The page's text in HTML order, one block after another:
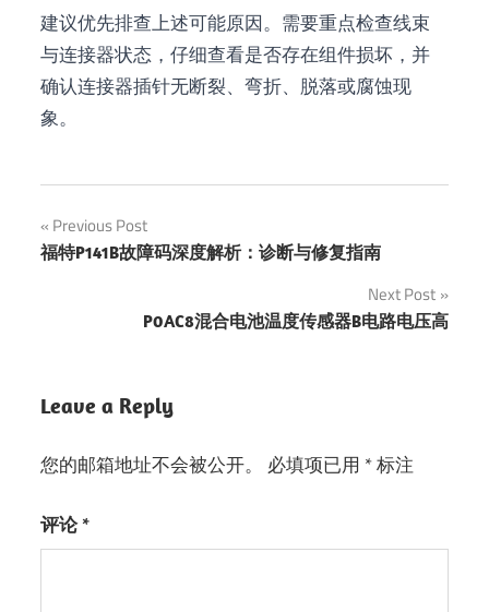
建议优先排查上述可能原因。需要重点检查线束
与连接器状态，仔细查看是否存在组件损坏，并
确认连接器插针无断裂、弯折、脱落或腐蚀现
象。
文
Previous Post
福特P141B故障码深度解析：诊断与修复指南
Next Post
P0AC8混合电池温度传感器B电路电压高
Leave a Reply
您的邮箱地址不会被公开。 必填项已用 *标注
评论*